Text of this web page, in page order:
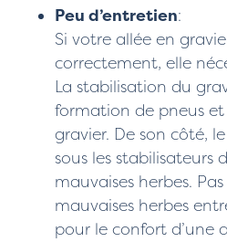
Peu d’entretien:
Si votre allée en
correctement, elle
La stabilisation du
formation de pneus et
gravier. De son côté,
sous les stabilisateurs
mauvaises herbes.
mauvaises herbes
pour le confort d’une